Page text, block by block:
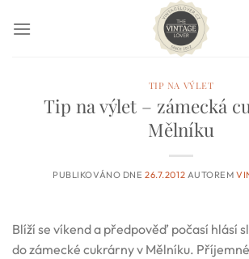
TIP NA VÝLET
Tip na výlet – zámecká
Mělníku
PUBLIKOVÁNO DNE26.7.2012 AUTOREM
Blíží se víkend a předpověď počasí hlásí
do zámecké cukrárny v Mělníku.